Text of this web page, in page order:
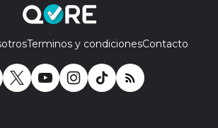
Terminos y condicionesContacto